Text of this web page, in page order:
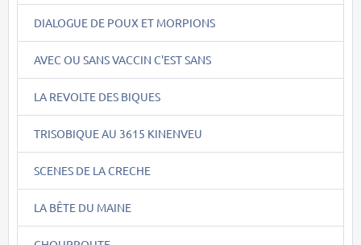
DIALOGUE DE POUX ET MORPIONS
AVEC OU SANS VACCIN C'EST SANS
LA REVOLTE DES BIQUES
TRISOBIQUE AU 3615 KINENVEU
SCENES DE LA CRECHE
LA BÊTE DU MAINE